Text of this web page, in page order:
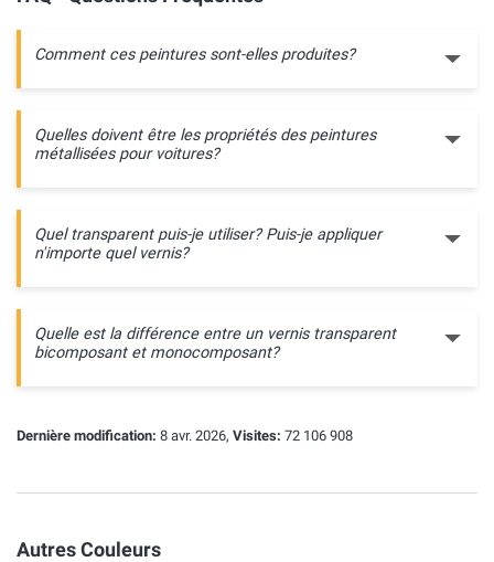
Comment ces peintures sont-elles produites?
Quelles doivent être les propriétés des peintures
métallisées pour voitures?
Quel transparent puis-je utiliser? Puis-je appliquer
n'importe quel vernis?
Quelle est la différence entre un vernis transparent
bicomposant et monocomposant?
Dernière modification: 8 avr. 2026, Visites: 72 106 908
Autres Couleurs